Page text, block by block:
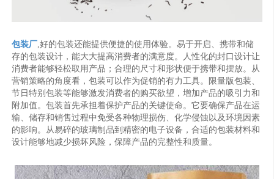
包装厂,好的包装还能提供便捷的使用体验。易于开启、携带和储
存的包装设计，能大大提高消费者的满意度。人性化的封口设计让
消费者能够轻松取用产品；合理的尺寸和形状便于携带和摆放。从
营销策略的角度看，包装可以作为促销的有力工具。限量版包装、
节日特别包装等能够激发消费者的购买欲望，增加产品的吸引力和
附加值。包装首先承担着保护产品的关键使命。它要确保产品在运
输、储存和销售过程中免受各种物理损伤、化学侵蚀以及环境因素
的影响。从易碎的玻璃制品到精密的电子设备，合适的包装材料和
设计能够地减少损坏风险，保障产品的完整性和质量。